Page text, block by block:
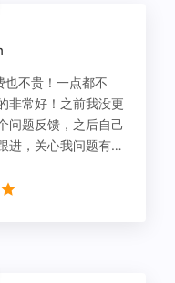
也不贵！一点都不
非常好！之前我没更
问题反馈，之后自己
进，关心我问题有没